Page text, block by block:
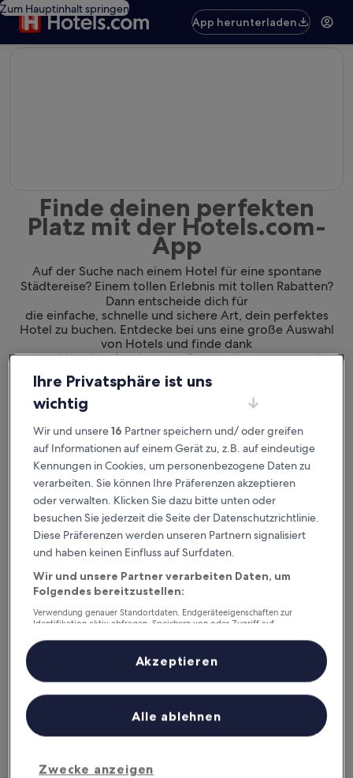
Zum Hauptinhalt springen
App herunterladen
Finde deinen perfekten
Platz mit der Hotels.com-
App
Auf der Suche nach einem Hotel für eine spontane
Städtereise? Einem tollen Erlebnis mit tollen Rabatten?
Dann entscheide dich für
die einfache, schnelle und sichere Art, dein perfektes
Hotel zu buchen. Entdecke bei uns eine große Auswahl
von Hotels und finde dank
ausgeklügelter Sortier- und Filteroptionen genau die
Unterkunft, die zu dir passt. Wir wollen schließlich sicher
sein,
dass dein Aufenthalt deine Erwartungen übertrifft.
Verfügbar für iOS und Android
Gute Gründe, unsere App
herunterzuladen
Stets auf dem Laufenden
Greif bequem auch ohne WLAN auf deinen
Ihre Privatsphäre ist uns
wichtig
Wir und unsere16 Partner speichern und/ oder greifen
auf Informationen auf einem Gerät zu, z.B. auf eindeutige
Kennungen in Cookies, um personenbezogene Daten zu
verarbeiten. Sie können Ihre Präferenzen akzeptieren
oder verwalten. Klicken Sie dazu bitte unten oder
besuchen Sie jederzeit die Seite der Datenschutzrichtlinie.
Diese Präferenzen werden unseren Partnern signalisiert
und haben keinen Einfluss auf Surfdaten.
Wir und unsere Partner verarbeiten Daten, um
Folgendes bereitzustellen:
Verwendung genauer Standortdaten. Endgeräteeigenschaften zur
Identifikation aktiv abfragen. Speichern von oder Zugriff auf
Inhalte, Messung von Werbeleistung und der Performance von Inhalten,
Zielgruppenforschung sowie Entwicklung und Verbesserung von
Liste der Partner (Lieferanten)
Zwecke anzeigen
Alle ablehnen
Akzeptieren